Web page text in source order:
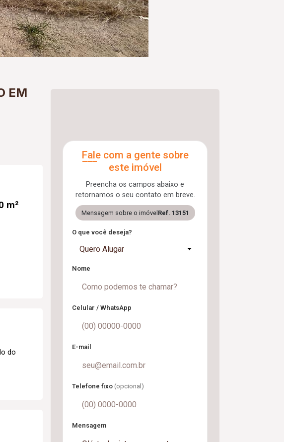
EM
m²
do
Fale com a gente sobre
este imóvel
Preencha os campos abaixo e
retornamos o seu contato em breve.
Mensagem sobre o imóvel Ref. 13151
O que você deseja?
Quero Alugar
Nome
Celular / WhatsApp
E-mail
Telefone fixo (opcional)
Mensagem